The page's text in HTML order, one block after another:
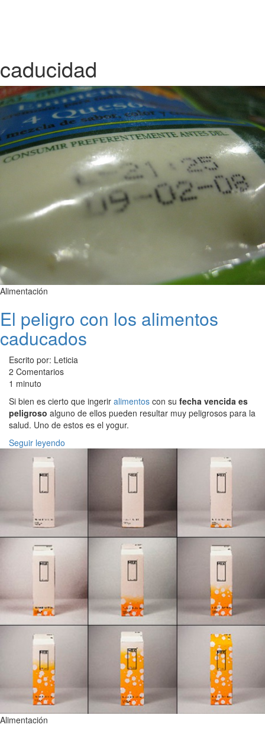
caducidad
Alimentación
El peligro con los alimentos
caducados
Escrito por: Leticia
2 Comentarios
1 minuto
Si bien es cierto que ingerir alimentos con su fecha vencida es
peligroso alguno de ellos pueden resultar muy peligrosos para la
salud. Uno de estos es el yogur.
Seguir leyendo
Alimentación